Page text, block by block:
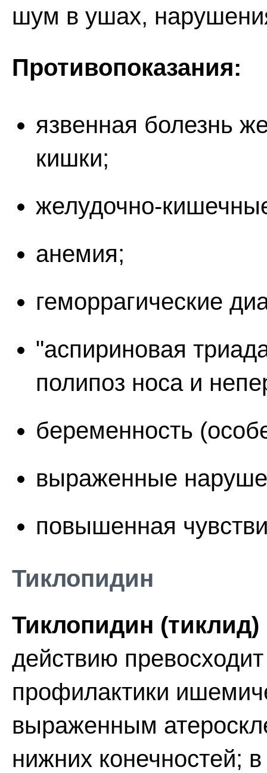
шум в ушах,
Противопоказания:
язвенная болезнь
кишки;
желудочно-
анемия;
геморрагические
"аспириновая
полипоз носа и
беременность
выраженные
повышенная
Тиклопидин
Тиклопидин (тиклид)
действию
профилактики
выраженным
нижних конечностей;